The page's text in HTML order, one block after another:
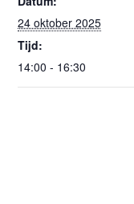
24 oktober 2025
Tijd:
14:00 - 16:30